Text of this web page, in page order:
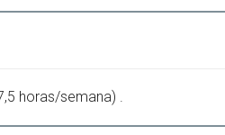
horas/semana) .